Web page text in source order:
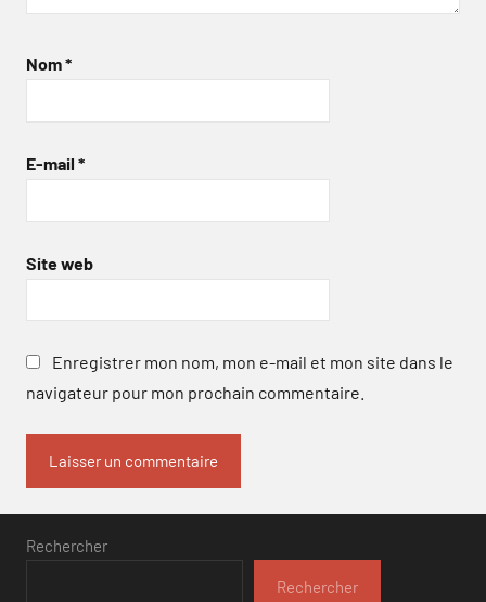
Nom*
E-mail *
Site web
Enregistrer mon nom, mon e-mail et mon site dans le
navigateur pour mon prochain commentaire.
Rechercher
Rechercher